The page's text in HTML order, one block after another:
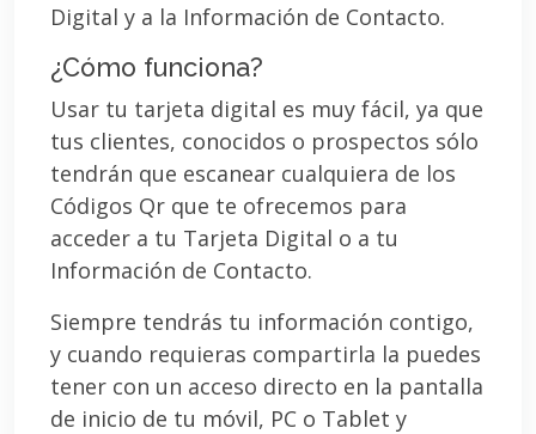
Digital y a la Información de Contacto.
¿Cómo funciona?
Usar tu tarjeta digital es muy fácil, ya que
tus clientes, conocidos o prospectos sólo
tendrán que escanear cualquiera de los
Códigos Qr que te ofrecemos para
acceder a tu Tarjeta Digital o a tu
Información de Contacto.
Siempre tendrás tu información contigo,
y cuando requieras compartirla la puedes
tener con un acceso directo en la pantalla
de inicio de tu móvil, PC o Tablet y